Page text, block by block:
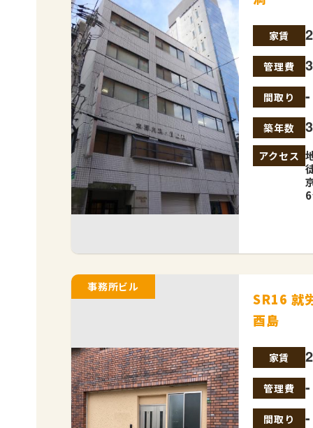
家賃
管理費
間取り -
築年数
アクセス
事務所ビル
SR16 就
酉島
家賃
管理費
間取り -